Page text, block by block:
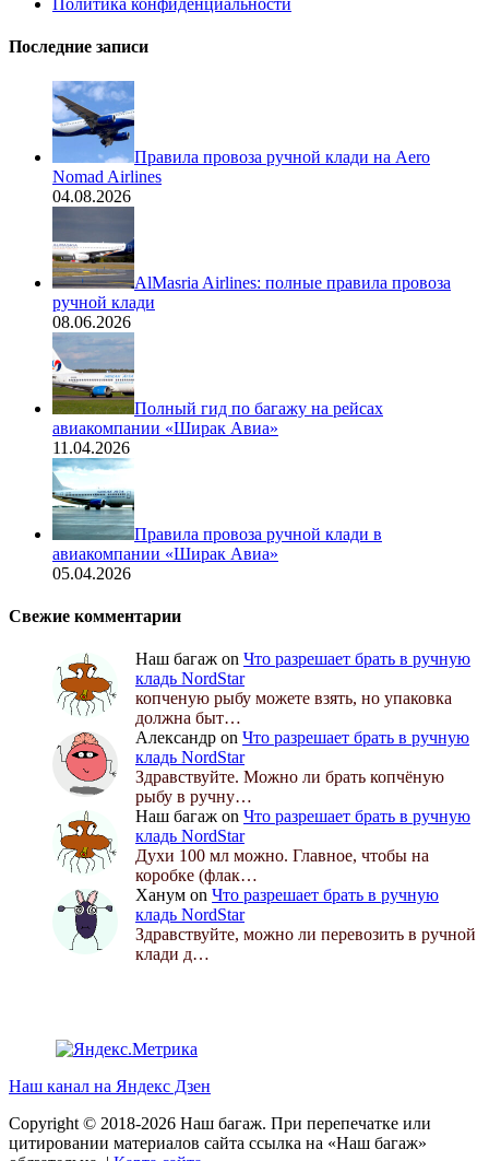
Политика конфиденциальности
Последние записи
Правила провоза ручной клади на Aero
Nomad Airlines
04.08.2026
AlMasria Airlines: полные правила провоза
ручной клади
08.06.2026
Полный гид по багажу на рейсах
авиакомпании «Ширак Авиа»
11.04.2026
Правила провоза ручной клади в
авиакомпании «Ширак Авиа»
05.04.2026
Свежие комментарии
Наш багаж on Что разрешает брать в ручную
кладь NordStar
копченую рыбу можете взять, но упаковка
должна быт…
Александр on Что разрешает брать в ручную
кладь NordStar
Здравствуйте. Можно ли брать копчёную
рыбу в ручну…
Наш багаж on Что разрешает брать в ручную
кладь NordStar
Духи 100 мл можно. Главное, чтобы на
коробке (флак…
Ханум on Что разрешает брать в ручную
кладь NordStar
Здравствуйте, можно ли перевозить в ручной
клади д…
Наш канал на Яндекс Дзен
Copyright © 2018-2026 Наш багаж. При перепечатке или
цитировании материалов сайта ссылка на «Наш багаж»